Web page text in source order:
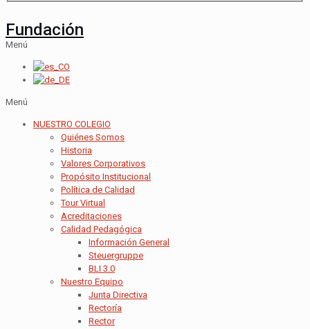
Fundación
Menú
Menú
NUESTRO COLEGIO
Quiénes Somos
Historia
Valores Corporativos
Propósito Institucional
Política de Calidad
Tour Virtual
Acreditaciones
Calidad Pedagógica
Información General
Steuergruppe
BLI 3.0
Nuestro Equipo
Junta Directiva
Rectoría
Rector